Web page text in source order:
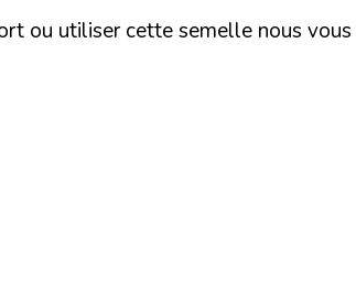
ou utiliser cette semelle nous